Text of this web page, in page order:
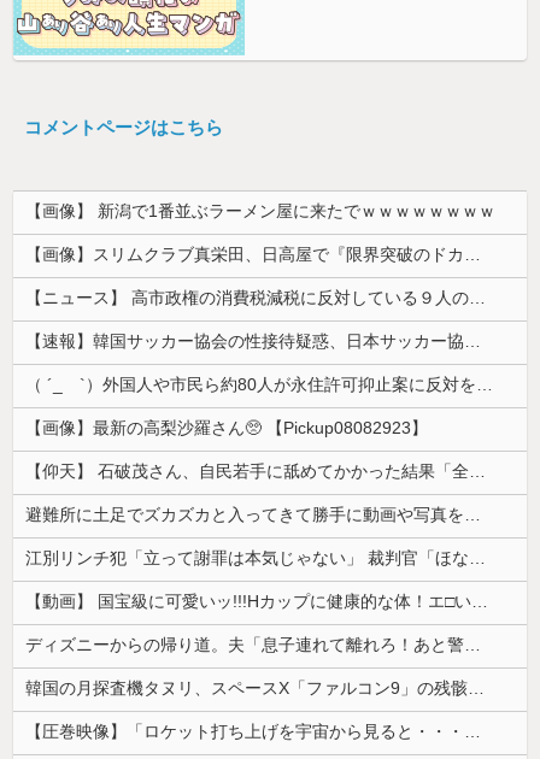
コメントページはこちら
【画像】 新潟で1番並ぶラーメン屋に来たでｗｗｗｗｗｗｗｗ
【画像】スリムクラブ真栄田、日高屋で『限界突破のドカ食い』を披露するｗｗｗｗｗｗ
【ニュース】 高市政権の消費税減税に反対している９人の自民党議員が全て判明！！！！ やっぱりコイツラかｗｗｗｗｗ
【速報】韓国サッカー協会の性接待疑惑、日本サッカー協会が4人の日本人審判員を調査「調査後に結果を公表します」
（ ´_ゝ`）外国人や市民ら約80人が永住許可抑止案に反対を訴え「選別、差別の作業」「国会審議も経ずいきなり厳格化する国に誰が来ますか！」「今す...
【画像】最新の高梨沙羅さん🥺 【Pickup08082923】
【仰天】 石破茂さん、自民若手に舐めてかかった結果「全てを失うｗｗｗｗｗ」
避難所に土足でズカズカと入ってきて勝手に動画や写真を撮影したメディア取材陣、挙句の果てに要求してきたのは……
江別リンチ犯「立って謝罪は本気じゃない」 裁判官「ほな裁判で土下座してないキミは本気じゃないな」
【動画】 国宝級に可愛いッ!!!Hカップに健康的な体！エ□い！乳首からマ●コまで見えているよ 笑
ディズニーからの帰り道。夫「息子連れて離れろ！あと警察に通報！」私「助けて！」駅員「どうしました！？」→トンデモナイことに…
韓国の月探査機タヌリ、スペースX「ファルコン9」の残骸が月面に衝突する様子を撮影！
【圧巻映像】「ロケット打ち上げを宇宙から見ると・・・」の動画が衝撃的